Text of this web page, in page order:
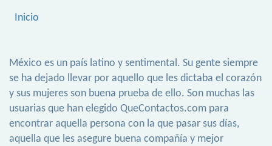
Inicio
México es un país latino y sentimental. Su gente siempre
se ha dejado llevar por aquello que les dictaba el corazón
y sus mujeres son buena prueba de ello. Son muchas las
usuarias que han elegido QueContactos.com para
encontrar aquella persona con la que pasar sus días,
aquella que les asegure buena compañía y mejor